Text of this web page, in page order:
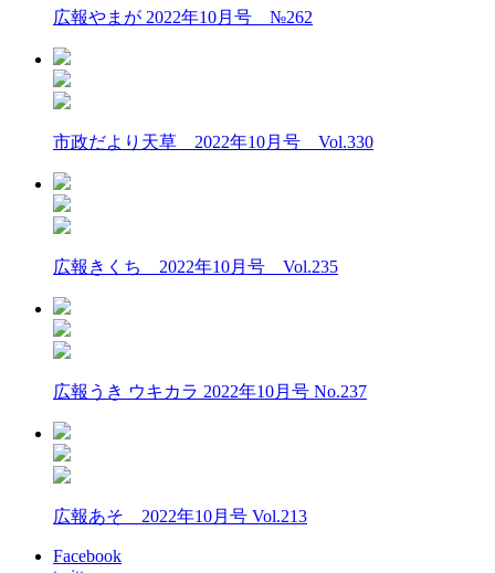
広報やまが 2022年10月号 №262
市政だより天草 2022年10月号 Vol.330
広報きくち 2022年10月号 Vol.235
広報うき ウキカラ 2022年10月号 No.237
広報あそ 2022年10月号 Vol.213
Facebook